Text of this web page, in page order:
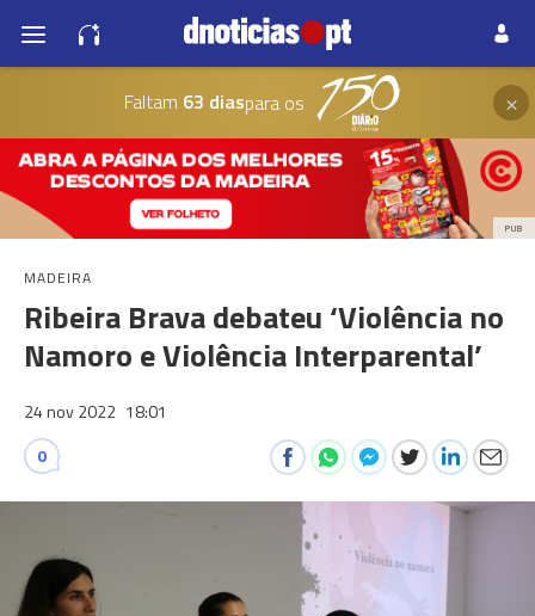
Faltam 63 diaspara os ×
PUB
MADEIRA
Ribeira Brava debateu ‘Violência no
Namoro e Violência Interparental’
24 nov 2022 18:01
0